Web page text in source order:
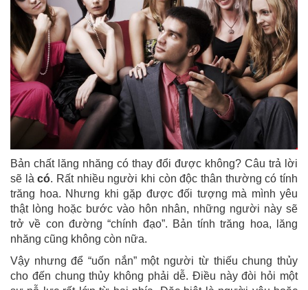
Bản chất lăng nhăng có thay đổi được không? Câu trả lời
sẽ làcó. Rất nhiều người khi còn độc thân thường có tính
trăng hoa. Nhưng khi gặp được đối tượng mà mình yêu
thật lòng hoặc bước vào hôn nhân, những người này sẽ
trở về con đường “chính đạo”. Bản tính trăng hoa, lăng
nhăng cũng không còn nữa.
Vậy nhưng để “uốn nắn” một người từ thiếu chung thủy
cho đến chung thủy không phải dễ. Điều này đòi hỏi một